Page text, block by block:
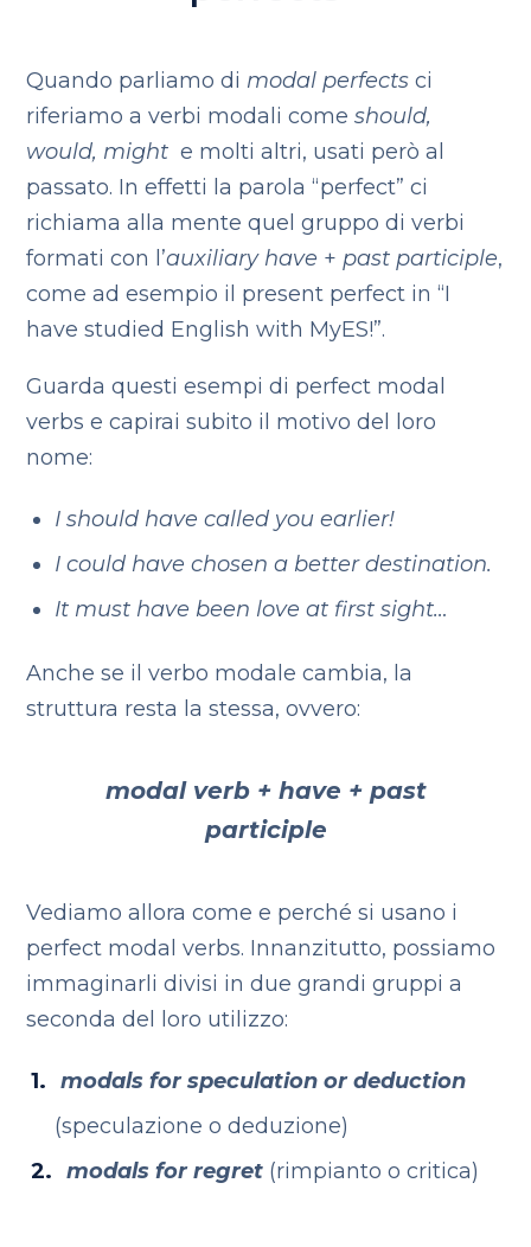
Quando parliamo di modal perfects ci
riferiamo a verbi modali comeshould,
would, might e molti altri, usati però al
passato. In effetti la parola “perfect” ci
richiama alla mente quel gruppo di verbi
formati con l’auxiliary have + past participle,
come ad esempio il present perfect in “I
have studied English with MyES!”.
Guarda questi esempi di perfect modal
verbs e capirai subito il motivo del loro
nome:
I should have called you earlier!
I could have chosen a better destination.
It must have been love at first sight…
Anche se il verbo modale cambia, la
struttura resta la stessa, ovvero:
modal verb + have + past
participle
Vediamo allora come e perché si usano i
perfect modal verbs. Innanzitutto, possiamo
immaginarli divisi in due grandi gruppi a
seconda del loro utilizzo:
modals for speculation or deduction
(speculazione o deduzione)
modals for regret (rimpianto o critica)